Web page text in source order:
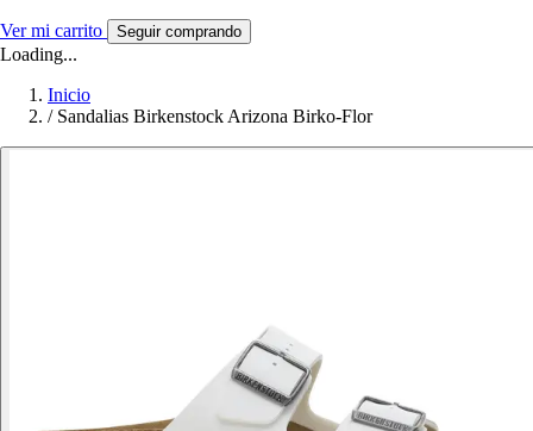
Ver mi carrito Seguir comprando
Loading...
Inicio
/ Sandalias Birkenstock Arizona Birko-Flor